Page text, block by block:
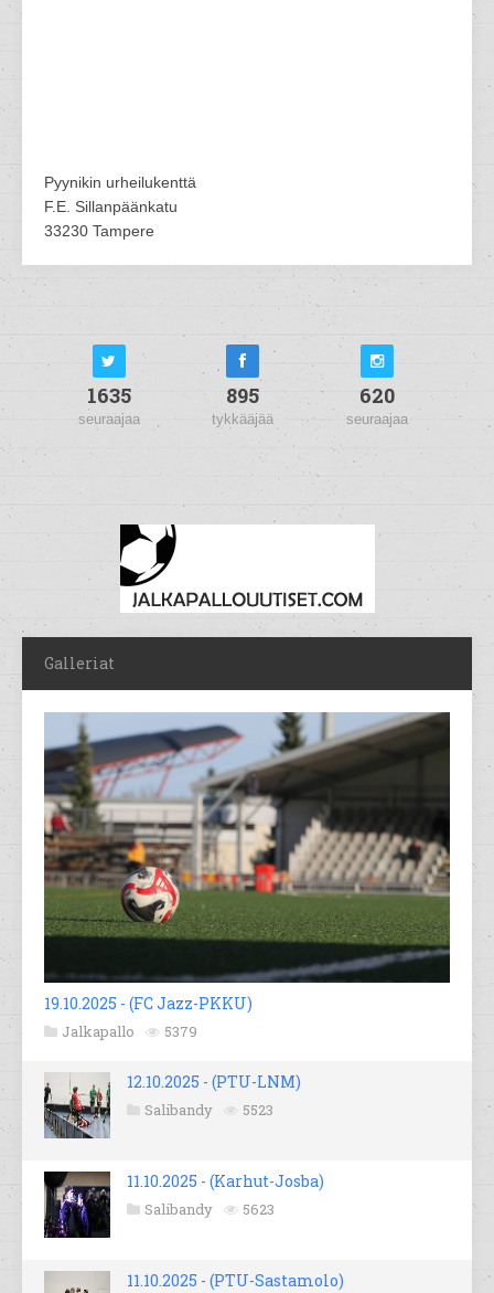
Pyynikin urheilukenttä
F.E. Sillanpäänkatu
33230 Tampere
1635
seuraajaa
895
tykkääjää
620
seuraajaa
Galleriat
19.10.2025 - (FC Jazz-PKKU)
Jalkapallo 5379
12.10.2025 - (PTU-LNM)
Salibandy 5523
11.10.2025 - (Karhut-Josba)
Salibandy 5623
11.10.2025 - (PTU-Sastamolo)